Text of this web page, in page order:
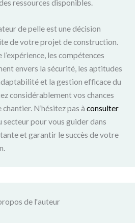
ressources disponibles.
de pelle est une décision
de votre projet de construction.
les compétences
envers la sécurité, les aptitudes
et la gestion efficace du
considérablement vos chances
N’hésitez pas àconsulter
secteur pour vous guider dans
et garantir le succès de votre
de l'auteur